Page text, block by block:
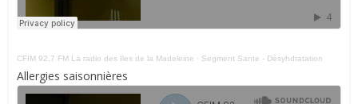
CFIM 92,7 FM La radio des Iles de la Madeleine · Segment Sante - Désyhdratation
Allergies saisonnières